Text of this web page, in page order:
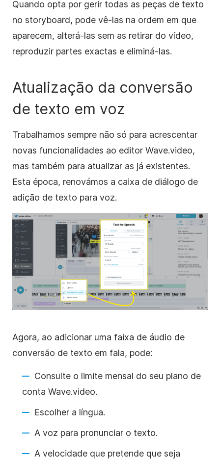
Quando opta por gerir todas as peças de texto
no storyboard, pode vê-las na ordem em que
aparecem, alterá-las sem as retirar do vídeo,
reproduzir partes exactas e eliminá-las.
Atualização da conversão
de texto em voz
Trabalhamos sempre não só para acrescentar
novas funcionalidades ao editor Wave.video,
mas também para atualizar as já existentes.
Esta época, renovámos a caixa de diálogo de
adição de texto para voz.
Agora, ao adicionar uma faixa de áudio de
conversão de texto em fala, pode:
Consulte o limite mensal do seu plano de
conta Wave.video.
Escolher a língua.
A voz para pronunciar o texto.
A velocidade que pretende que seja